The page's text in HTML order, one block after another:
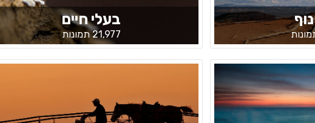
בעלי חיים
21,977 תמונות